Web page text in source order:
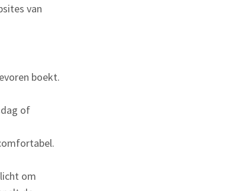
van
boekt.
of
om